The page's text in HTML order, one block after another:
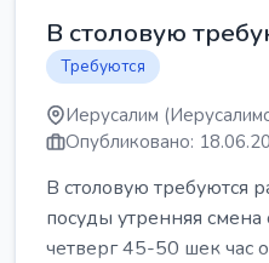
В столовую
Требуются
Иерусалим
Опубликовано:
В столовую требуются
посуды утренняя смена
четверг 45-50 шек час